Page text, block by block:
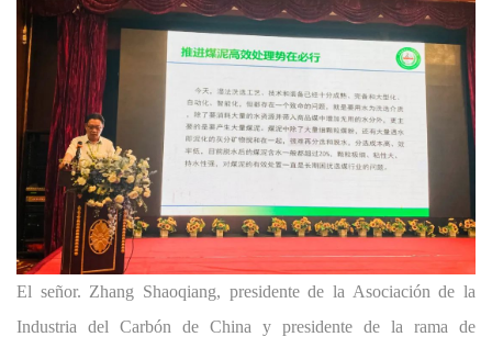
El señor. Zhang Shaoqiang, presidente de la Asociación de la
Industria del Carbón de China y presidente de la rama de